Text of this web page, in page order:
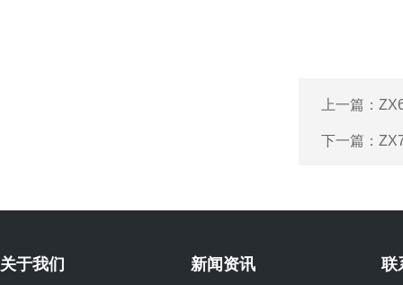
上一篇：
下一篇：
关于我们 新闻资讯 联